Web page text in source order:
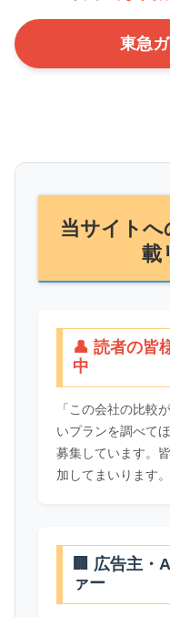
東急
当サイト
載
👤 読者の皆
中
「この会社の比較
いプランを調べて
募集しています。
加してまいります。
🏢 広告主・
ァー